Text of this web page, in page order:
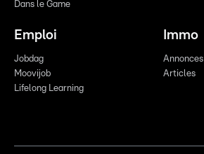
Dans le Game
Emploi
Jobdag
Moovijob
Lifelong Learning
Immo
Annonces
Articles